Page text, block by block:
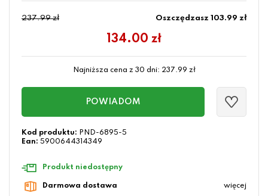
237.99 zł Oszczędzasz 103.99 zł
134.00 zł
Najniższa cena z 30 dni: 237.99 zł
POWIADOM
Kod produktu: PND-6895-5
Ean: 5900644314349
Produkt niedostępny
Darmowa dostawa więcej